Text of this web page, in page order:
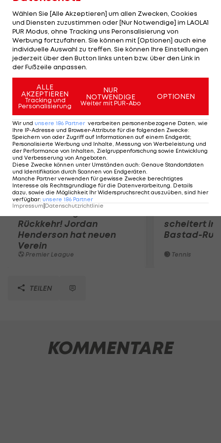
Abteilung des Traditionsvereins, war in den
letzten Jahren aber stets an kleinere Klubs
verliehen. In der abgelaufenen Saison spielte
Yartey für Servette Genf und erzielte acht
Saisontore in der Schweizer Super League.
Mehr zum Thema
Rückkehr! Jordan
Henderson hat neuen
Verein
Premier League
scheitert in
Bastad-
Tennis
TEILEN
KOMMENTARE
Wählen Sie [Alle Akzeptieren] um allen Zwecken, Cookies
und Diensten zuzustimmen oder [Nur Notwendige] im LAOLA1
PUR Modus, ohne Tracking uns Peronsalisierung von
Werbung fortzufahren. Sie können mit [Optionen] auch eine
individuelle Auswahl zu treffen. Sie können Ihre Einstellungen
jederzeit über den Button links unten bzw. über den Link in
der Fußzeile anpassen.
ALLE
AKZEPTIEREN
Tracking und
Personalisierung
NUR
NOTWENDIGE
Weiter mit PUR-Abo
OPTIONEN
Wir und unsere 186 Partner verarbeiten personenbezogene Daten, wie
Ihre IP-Adresse und Browser-Attribute für die folgenden Zwecke:
Speichern von oder Zugriff auf Informationen auf einem Endgerät;
Personalisierte Werbung und Inhalte, Messung von Werbeleistung und
der Performance von Inhalten, Zielgruppenforschung sowie Entwicklung
und Verbesserung von Angeboten.
Diese Zwecke können unter Umständen auch: Genaue Standortdaten
und Identifikation durch Scannen von Endgeräten.
Manche Partner verwenden für gewisse Zwecke berechtigtes
Interesse als Rechtsgrundlage für die Datenverarbeitung. Details
dazu, sowie die Möglichkeit Ihr Widerspruchsrecht auszuüben, sind hier
verfügbar: unsere 186 Partner
Impressum Datenschutzrichtlinie